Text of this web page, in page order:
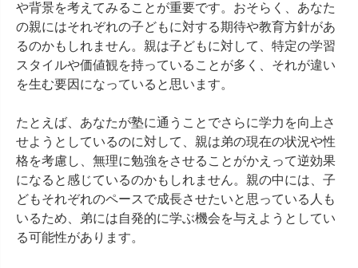
や背景を考えてみることが重要です。おそらく、あなた
の親にはそれぞれの子どもに対する期待や教育方針があ
るのかもしれません。親は子どもに対して、特定の学習
スタイルや価値観を持っていることが多く、それが違い
を生む要因になっていると思います。
たとえば、あなたが塾に通うことでさらに学力を向上さ
せようとしているのに対して、親は弟の現在の状況や性
格を考慮し、無理に勉強をさせることがかえって逆効果
になると感じているのかもしれません。親の中には、子
どもそれぞれのペースで成長させたいと思っている人も
いるため、弟には自発的に学ぶ機会を与えようとしてい
る可能性があります。